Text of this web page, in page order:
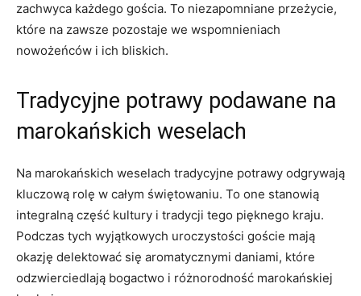
zachwyca każdego gościa. To niezapomniane przeżycie,
które na zawsze pozostaje we ​wspomnieniach​
nowożeńców i ich⁢ bliskich.
Tradycyjne potrawy podawane na
marokańskich ‌weselach
Na marokańskich ⁤weselach tradycyjne potrawy odgrywają
kluczową rolę w ⁤całym świętowaniu. To one stanowią
integralną część kultury i tradycji tego pięknego kraju.
Podczas tych wyjątkowych⁤ uroczystości goście mają
okazję‌ delektować się aromatycznymi daniami, które
odzwierciedlają ‍bogactwo i różnorodność​ marokańskiej